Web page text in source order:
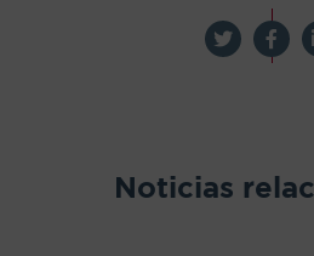
Noticias